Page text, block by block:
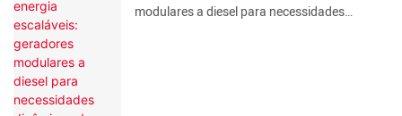
modulares a diesel para necessidades